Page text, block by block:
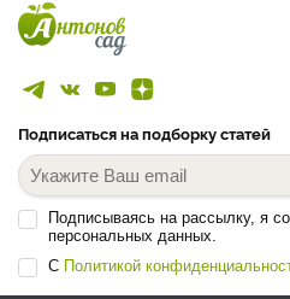
Подписаться на подборку статей
Подписываясь на рассылку, я
персональных данных.
С Политикой